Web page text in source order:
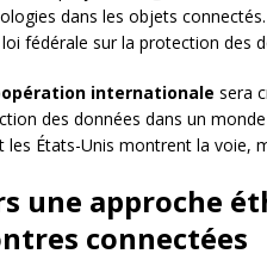
dans les objets
loi fédérale sur la protection des
internationale sera
des données dans un
les États-Unis montrent la voie,
une approche
connectées